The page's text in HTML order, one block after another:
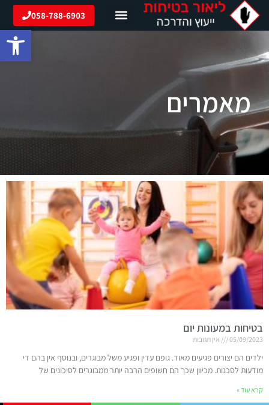
פתח
דילוג
לתוכן
058-788-6903
מאמרים
בטיחות במעונות יום
05/09/2023 אין תגובות
ילדים הם יצורים פגיעים מאוד. גופם עדין ופגיע משל מבוגרים, ובנוסף אין בהם די
מודעות לסכנות. מכיוון שכך הם חשופים הרבה יותר ממבוגרים לסיכונים של
קרא עוד »